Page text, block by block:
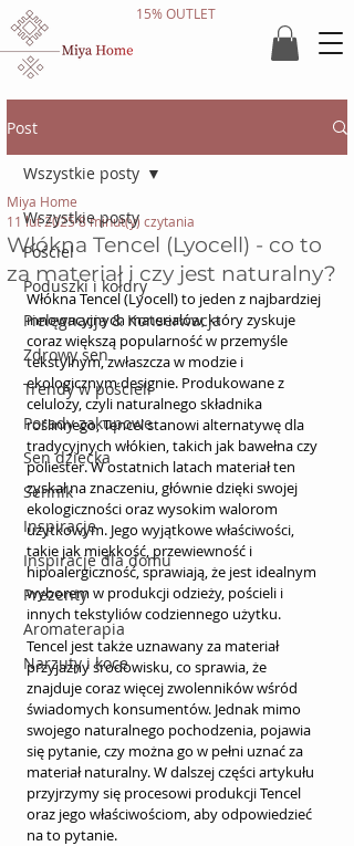
15% OUTLET
Post
Wszystkie posty
Pościel
Poduszki i kołdry
Pielęgnacja & Konserwacja
Zdrowy sen
Trendy w pościeli
Porady zakupowe
Sen dziecka
Sennik
Inspiracje
Inspiracje dla domu
Prezenty
Aromaterapia
Narzuty i koce
Wszystkie posty
Włókna Tencel (Lyocell) - co to
za materiał i czy jest naturalny?
Miya Home
11 lut 2025 8 minut(y) czytania
Włókna Tencel (Lyocell) to jeden z najbardziej
innowacyjnych materiałów, który zyskuje
coraz większą popularność w przemyśle
tekstylnym, zwłaszcza w modzie i
ekologicznym designie. Produkowane z
celulozy, czyli naturalnego składnika
roślinnego, Tencel stanowi alternatywę dla
tradycyjnych włókien, takich jak bawełna czy
poliester. W ostatnich latach materiał ten
zyskał na znaczeniu, głównie dzięki swojej
ekologiczności oraz wysokim walorom
użytkowym. Jego wyjątkowe właściwości,
takie jak miękkość, przewiewność i
hipoalergiczność, sprawiają, że jest idealnym
wyborem w produkcji odzieży, pościeli i
innych tekstyliów codziennego użytku.
Tencel jest także uznawany za materiał
przyjazny środowisku, co sprawia, że
znajduje coraz więcej zwolenników wśród
świadomych konsumentów. Jednak mimo
swojego naturalnego pochodzenia, pojawia
się pytanie, czy można go w pełni uznać za
materiał naturalny. W dalszej części artykułu
przyjrzymy się procesowi produkcji Tencel
oraz jego właściwościom, aby odpowiedzieć
na to pytanie.